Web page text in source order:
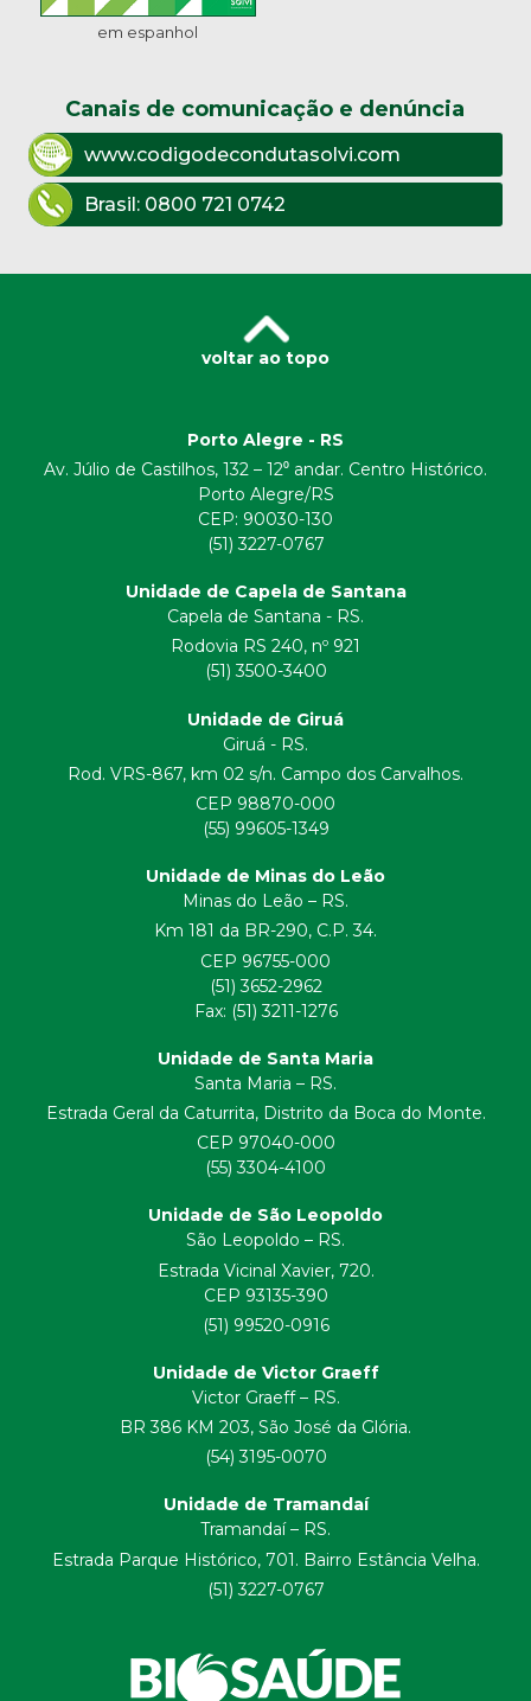
em espanhol
Canais de comunicação e denúncia
www.codigodecondutasolvi.com
Brasil: 0800 721 0742
voltar ao topo
Porto Alegre - RS
Av. Júlio de Castilhos, 132 – 12⁰ andar. Centro Histórico.
Porto Alegre/RS
CEP: 90030-130
(51) 3227-0767
Unidade de Capela de Santana
Capela de Santana - RS.
Rodovia RS 240, nº 921
(51) 3500-3400
Unidade de Giruá
Giruá - RS.
Rod. VRS-867, km 02 s/n. Campo dos Carvalhos.
CEP 98870-000
(55) 99605-1349
Unidade de Minas do Leão
Minas do Leão – RS.
Km 181 da BR-290, C.P. 34.
CEP 96755-000
(51) 3652-2962
Fax: (51) 3211-1276
Unidade de Santa Maria
Santa Maria – RS.
Estrada Geral da Caturrita, Distrito da Boca do Monte.
CEP 97040-000
(55) 3304-4100
Unidade de São Leopoldo
São Leopoldo – RS.
Estrada Vicinal Xavier, 720.
CEP 93135-390
(51) 99520-0916
Unidade de Victor Graeff
Victor Graeff – RS.
BR 386 KM 203, São José da Glória.
(54) 3195-0070
Unidade de Tramandaí
Tramandaí – RS.
Estrada Parque Histórico, 701. Bairro Estância Velha.
(51) 3227-0767